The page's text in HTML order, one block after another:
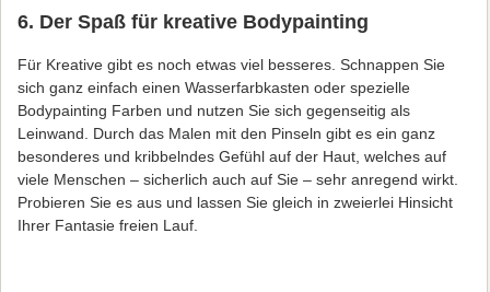
6. Der Spaß für kreative Bodypainting
Für Kreative gibt es noch etwas viel besseres. Schnappen Sie
sich ganz einfach einen Wasserfarbkasten oder spezielle
Bodypainting Farben und nutzen Sie sich gegenseitig als
Leinwand. Durch das Malen mit den Pinseln gibt es ein ganz
besonderes und kribbelndes Gefühl auf der Haut, welches auf
viele Menschen – sicherlich auch auf Sie – sehr anregend wirkt.
Probieren Sie es aus und lassen Sie gleich in zweierlei Hinsicht
Ihrer Fantasie freien Lauf.